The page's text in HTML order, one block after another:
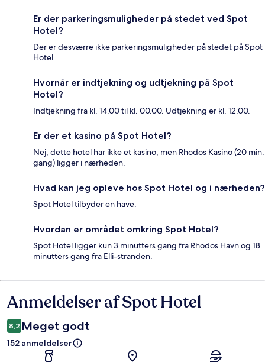
Er der parkeringsmuligheder på stedet ved Spot
Hotel?
Der er desværre ikke parkeringsmuligheder på stedet på Spot
Hotel.
Hvornår er indtjekning og udtjekning på Spot
Hotel?
Indtjekning fra kl. 14.00 til kl. 00.00. Udtjekning er kl. 12.00.
Er der et kasino på Spot Hotel?
Nej, dette hotel har ikke et kasino, men Rhodos Kasino (20 min.
gang) ligger i nærheden.
Hvad kan jeg opleve hos Spot Hotel og i nærheden?
Spot Hotel tilbyder en have.
Hvordan er området omkring Spot Hotel?
Spot Hotel ligger kun 3 minutters gang fra Rhodos Havn og 18
minutters gang fra Elli-stranden.
Anmeldelser
Anmeldelser af Spot Hotel
8,2 Meget godt
152 anmeldelser